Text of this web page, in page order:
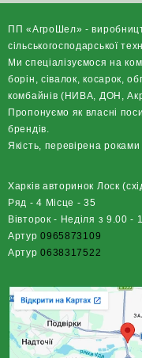
ПП «АгроШел» -
сільськогосподарської
Ми спеціалізуємося на
борін, сівалок, косарок,
комбайнів (НИВА, ДОН,
Пропонуємо як власні
брендів.
Якість, перевірена
Харків авторинок Лоск
Ряд - 4 Місце - 35
Вівторок - Неділя з 9.00 -
Артур0965873109
Артур0638317522